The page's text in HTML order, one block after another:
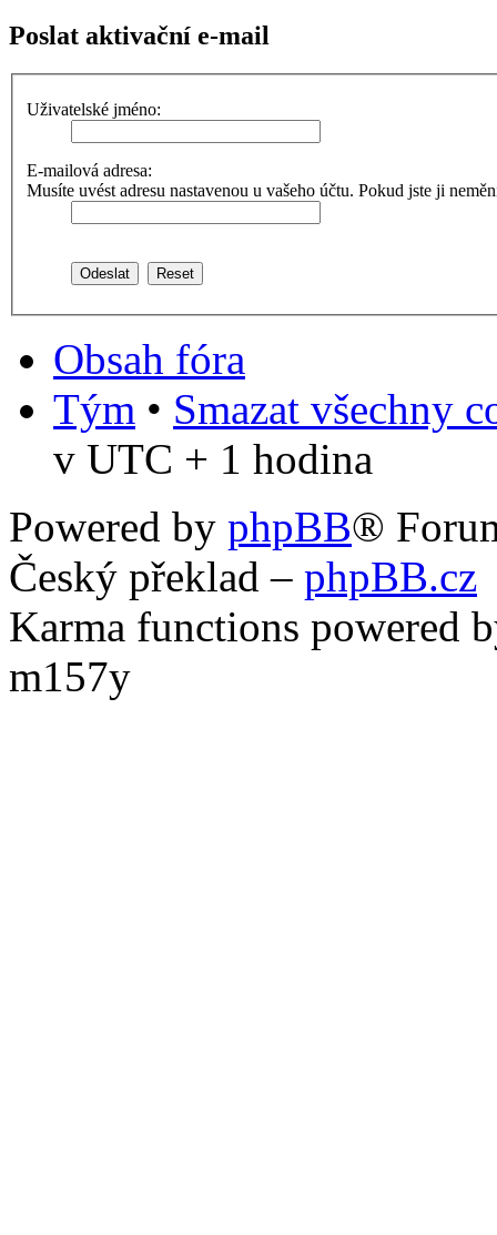
Poslat aktivační e-mail
Uživatelské jméno:
E-mailová adresa:
Musíte uvést adresu nastavenou u vašeho účtu. Pokud jste ji
Obsah fóra
Tým • Smazat všechny
v UTC + 1 hodina
Powered by phpBB®
Český překlad – phpBB.cz
Karma functions powered
m157y